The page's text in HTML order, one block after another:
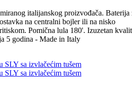
italijanskog proizvođača. Baterija
na centralni bojler ili na nisko
Pomična lula 180'. Izuzetan
5 godina - Made in Italy